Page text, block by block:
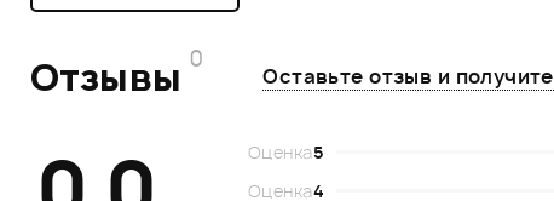
Отзывы 0
Оставьте отзыв и получите
Оценка5
Оценка4